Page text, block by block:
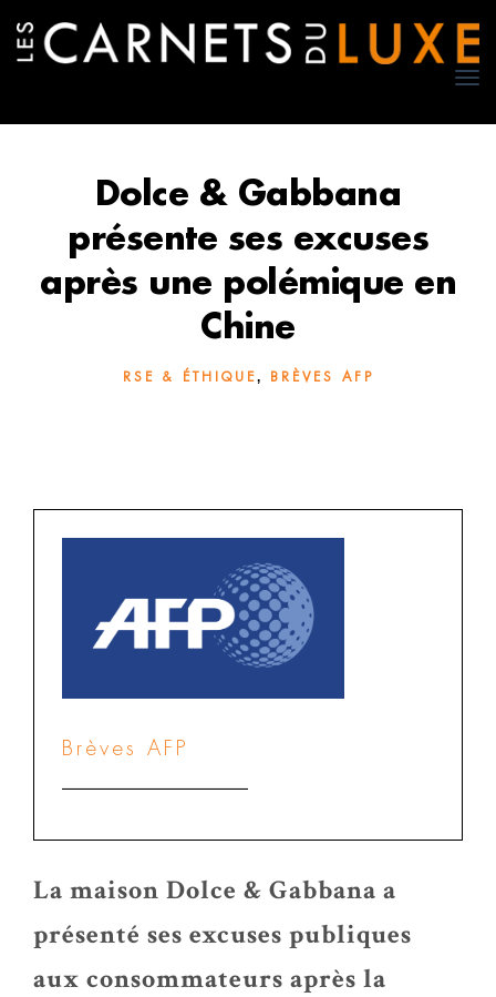
Dolce & Gabbana
présente ses excuses
après une polémique en
Chine
RSE & ÉTHIQUE, BRÈVES AFP
Brèves AFP
La maison Dolce & Gabbana a
présenté ses excuses publiques
aux consommateurs après la